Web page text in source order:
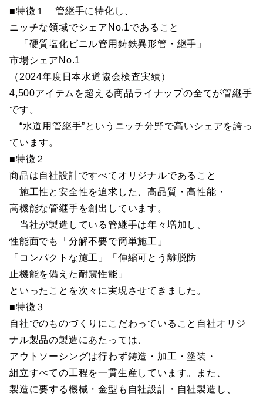
■特徴１ 管継手に特化し、
ニッチな領域でシェアNo.1であること
「硬質塩化ビニル管用鋳鉄異形管・継手」
市場シェアNo.1
（2024年度日本水道協会検査実績）
4,500アイテムを超える商品ライナップの全てが管継手
です。
“水道用管継手”というニッチ分野で高いシェアを誇っ
ています。
■特徴２
商品は自社設計ですべてオリジナルであること
施工性と安全性を追求した、高品質・高性能・
高機能な管継手を創出しています。
当社が製造している管継手は年々増加し、
性能面でも「分解不要で簡単施工」
「コンパクトな施工」「伸縮可とう離脱防
止機能を備えた耐震性能」
といったことを次々に実現させてきました。
■特徴３
自社でのものづくりにこだわっていること自社オリジ
ナル製品の製造にあたっては、
アウトソーシングは行わず鋳造・加工・塗装・
組立すべての工程を一貫生産しています。また、
製造に要する機械・金型も自社設計・自社製造し、